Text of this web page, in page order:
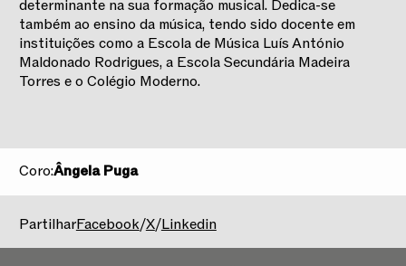
Coro:Ângela Puga
determinante na sua formação musical. Dedica-se
também ao ensino da música, tendo sido docente em
instituições como a Escola de Música Luís António
Maldonado Rodrigues, a Escola Secundária Madeira
Torres e o Colégio Moderno.
PartilharFacebook/X/Linkedin